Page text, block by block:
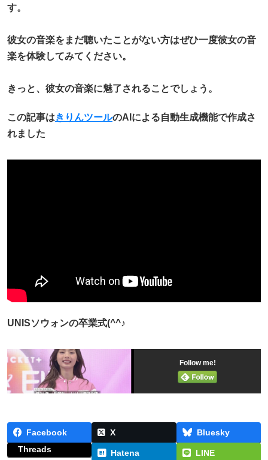
す。
彼女の音楽をまだ聴いたことがない方はぜひ一度彼女の音
楽を体験してみてください。
きっと、彼女の音楽に魅了されることでしょう。
この記事はきりんツールのAIによる自動生成機能で作成さ
れました
UNISソウォンの卒業式(^^♪
Follow me!
Facebook X
Bluesky
Threads
Hatena LINE